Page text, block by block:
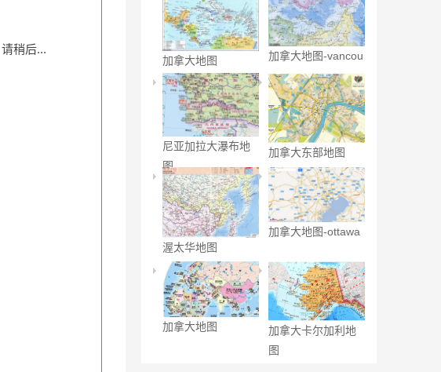
稍后...
加拿大地图 加拿大地图-vancou
尼亚加拉大瀑布地
图
加拿大东部地图
渥太华地图
加拿大地图-ottawa
加拿大地图
加拿大卡尔加利地
图